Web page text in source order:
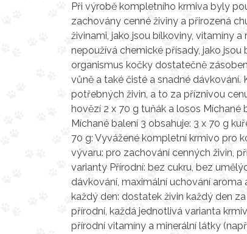
Při výrobě kompletního krmiva byly
zachovány cenné živiny a přirozená
živinami, jako jsou bílkoviny, vitamíny
nepoužívá chemické přísady, jako
organismus kočky dostatečně
vůně a také čisté a snadné
potřebných živin, a to za příznivou
hovězí 2 x 70 g tuňák a losos Míchané
Míchané balení 3 obsahuje: 3 x 70 g
70 g: Vyvážené kompletní krmivo pro
vývaru: pro zachování cenných živin,
varianty Přírodní: bez cukru, bez
dávkování, maximální uchování
každý den: dostatek živin každý den
přírodní, každá jednotlivá varianta
přírodní vitamíny a minerální látky